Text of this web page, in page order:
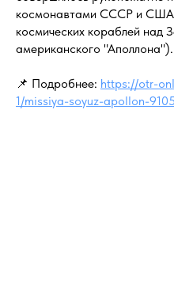
космонавтами СССР и
космических кораблей над
американского "Аполлона").
📌 Подробнее: https://otr-
1/missiya-soyuz-apollon-